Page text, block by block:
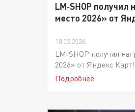
LM‑SHOP
место 2026» от
18.02.2026
LM‑SHOP получил
2026» от Яндекс Карт!
Подробнее